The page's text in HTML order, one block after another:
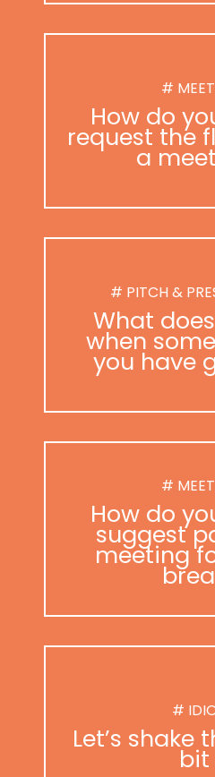
#
How do
request the
a
# PITCH &
What
when
you have
#
How do
suggest
meeting
#
Let’s shake
bit